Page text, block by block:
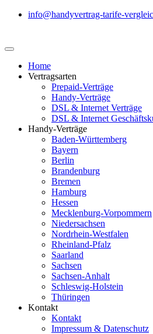
info@handyvertrag-tarife-
Home
Vertragsarten
Prepaid-Verträge
Handy-Verträge
DSL & Internet Verträge
DSL & Internet
Handy-Verträge
Baden-Württemberg
Bayern
Berlin
Brandenburg
Bremen
Hamburg
Hessen
Mecklenburg-Vorpommern
Niedersachsen
Nordrhein-Westfalen
Rheinland-Pfalz
Saarland
Sachsen
Sachsen-Anhalt
Schleswig-Holstein
Thüringen
Kontakt
Kontakt
Impressum & Datenschutz